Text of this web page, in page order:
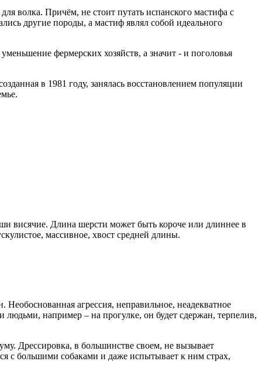
волка. Причём, не стоит путать испанского мастифа с
другие породы, а мастиф являл собой идеального
фермерских хозяйств, а значит - и поголовья
в 1981 году, занялась восстановлением популяции
висячие. Длина шерсти может быть короче или длиннее в
массивное, хвост средней длины.
агрессия, неправильное, неадекватное
например – на прогулке, он будет сдержан, терпелив,
Дрессировка, в большинстве своем, не вызывает
с большими собаками и даже испытывает к ним страх,